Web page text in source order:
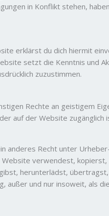
in Konflikt stehen,
erklärst du dich hiermit
setzt die Kenntnis und
zuzustimmen.
Rechte an geistigem
auf der Website zugänglich
anderes Recht unter
verwendest,
herunterlädst,
und nur insoweit, als